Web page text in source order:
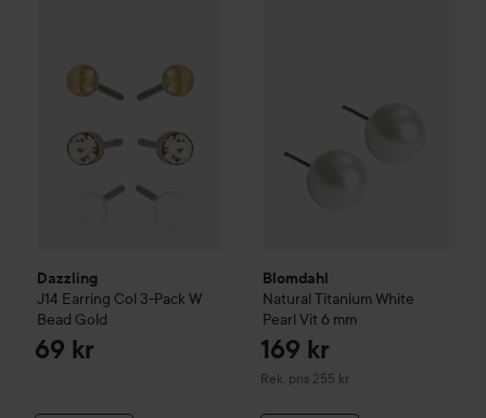
Dazzling
J14 Earring Col 3-Pack W
Bead Gold
69 kr
Blomdahl
Natural TitaniumWhite
Pearl Vit 6 mm
169 kr
Rek. pris 255 kr
Rekommenderat pris 255 kr